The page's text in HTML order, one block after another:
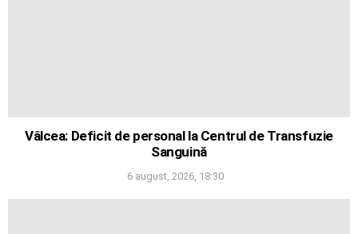
Vâlcea: Deficit de personal la Centrul de Transfuzie
Sanguină
6 august, 2026, 18:30